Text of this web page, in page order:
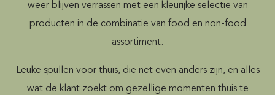
weer blijven verrassen met een kleurijke selectie van
producten in de combinatie van food en non-food
assortiment.
Leuke spullen voor thuis, die net even anders zijn, en alles
wat de klant zoekt om gezellige momenten thuis te